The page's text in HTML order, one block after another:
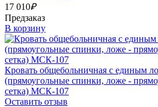
17 010₽
Предзаказ
В корзину
Кровать общебольничная с единым
(прямоугольные спинки, ложе -
сетка) МСК-107
Оставить отзыв